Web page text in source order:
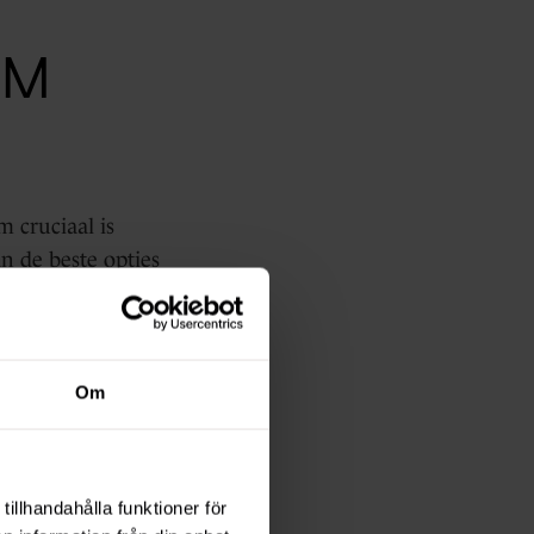
Om
funktioner för
cruciaal is
de beste opties
is
Dit maakt het